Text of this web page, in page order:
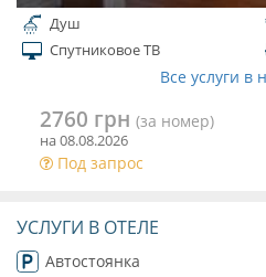
Душ
Спутниковое ТВ
Все услуги в
2760 грн (за номер)
на 08.08.2026
Под запрос
УСЛУГИ В ОТЕЛЕ
Автостоянка